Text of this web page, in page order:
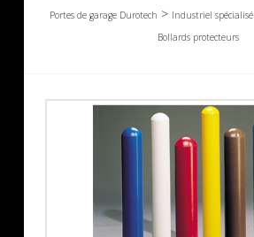
Portes de garage Durotech > Industriel spécialisé
Bollards protecteurs